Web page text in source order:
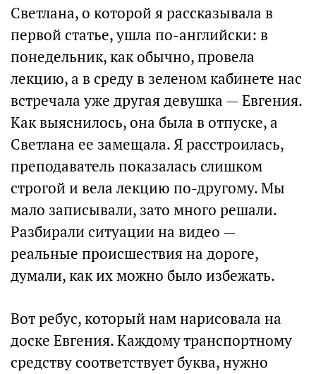
Светлана, о которой я рассказывала в
первой статье, ушла по-английски: в
понедельник, как обычно, провела
лекцию, а в среду в зеленом кабинете нас
встречала уже другая девушка — Евгения.
Как выяснилось, она была в отпуске, а
Светлана ее замещала. Я расстроилась,
преподаватель показалась слишком
строгой и вела лекцию по-другому. Мы
мало записывали, зато много решали.
Разбирали ситуации на видео —
реальные происшествия на дороге,
думали, как их можно было избежать.
Вот ребус, который нам нарисовала на
доске Евгения. Каждому транспортному
средству соответствует буква, нужно